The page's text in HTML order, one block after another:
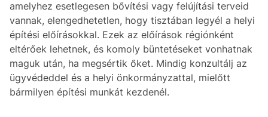
amelyhez esetlegesen bővítési vagy felújítási terveid
vannak, elengedhetetlen, hogy tisztában legyél a helyi
építési előírásokkal. Ezek az előírások régiónként
eltérőek lehetnek, és komoly büntetéseket vonhatnak
maguk után, ha megsértik őket. Mindig konzultálj az
ügyvédeddel és a helyi önkormányzattal, mielőtt
bármilyen építési munkát kezdenél.